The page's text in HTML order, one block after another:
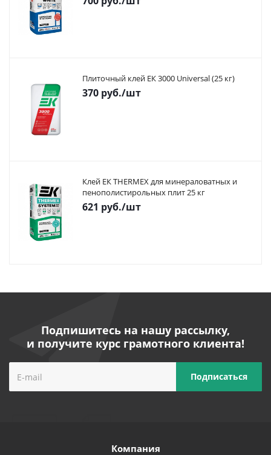
Плиточный клей ЕК 3000 Universal (25 кг)
370 руб./шт
Клей ЕК THERMEX для минераловатных и
пенополистирольных плит 25 кг
621 руб./шт
Подпишитесь на нашу рассылку,
и получите курс грамотного клиента!
Компания